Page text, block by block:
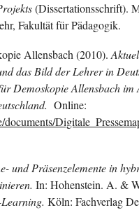
(Dissertationsschrift).
Fakultät für Pädagogik.
Allensbach (2010).
das Bild der Lehrer in
Demoskopie Allensbach im
Online:
und Präsenzelemente in
In: Hohenstein. A. &
Köln: Fachverlag